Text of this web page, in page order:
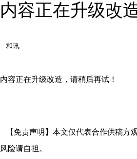
内容正在升级改
和讯
内容正在升级改造，请稍后再试！
【免责声明】本文仅代表合作供稿方
风险请自担。